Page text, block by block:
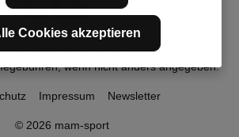
Mehrwertsteuer zzgl.Versandkosten
wenn nicht anders angegeben.
© 2026 mam-sport
Impressum Newsletter
Cookies akzeptieren